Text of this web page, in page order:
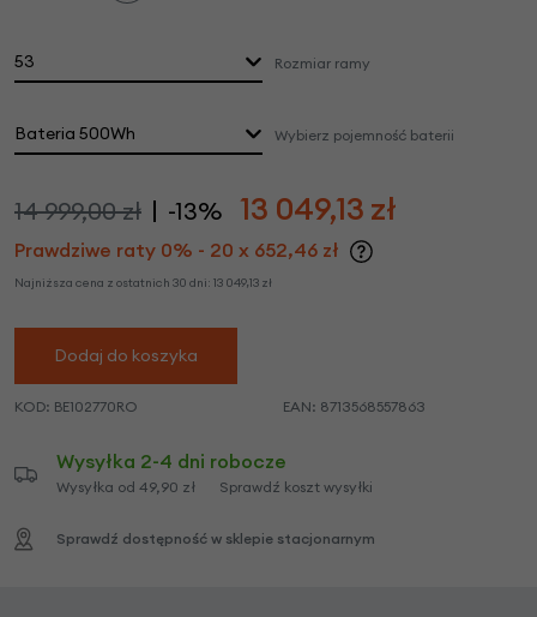
53 Rozmiar ramy
Bateria 500Wh Wybierz pojemność baterii
14 999,00 zł -13% 13 049,13 zł
Prawdziwe raty 0% - 20 x 652,46 zł
Najniższa cena z ostatnich 30 dni: 13 049,13 zł
Dodaj do koszyka
KOD: BE102770RO EAN: 8713568557863
Wysyłka 2-4 dni robocze
Wysyłka od 49,90 zł Sprawdź koszt wysyłki
Sprawdź dostępność w sklepie stacjonarnym